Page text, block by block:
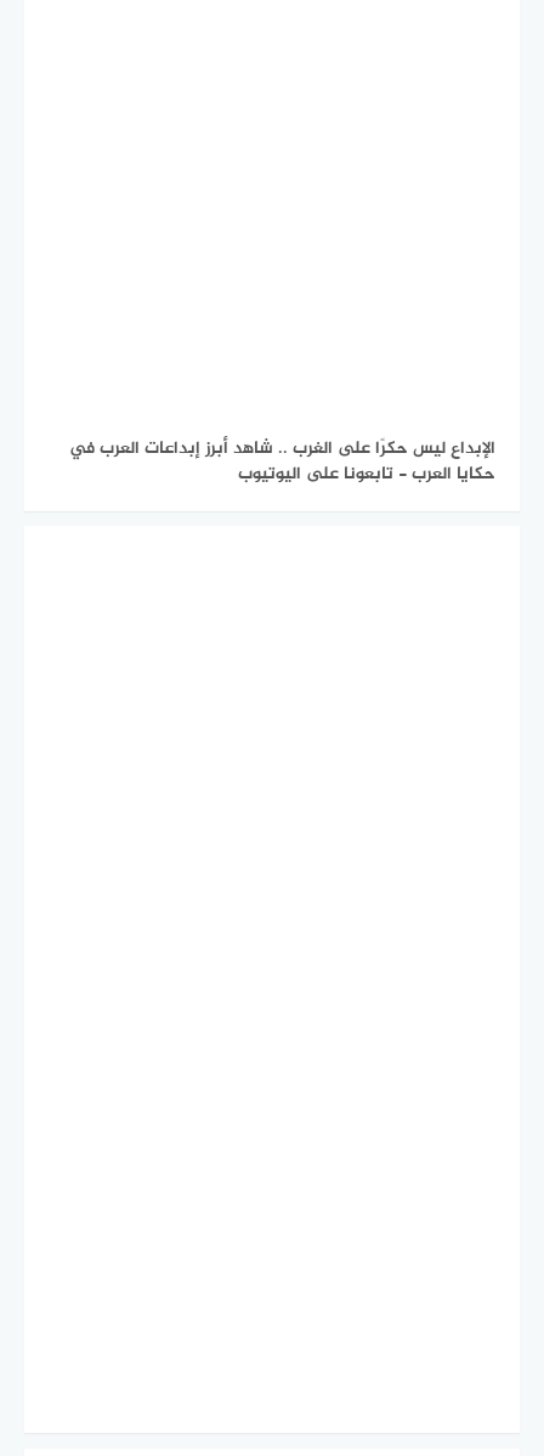
الإبداع ليس حكرًا على الغرب .. شاهد أبرز إبداعات العرب في
حكايا العرب - تابعونا على اليوتيوب